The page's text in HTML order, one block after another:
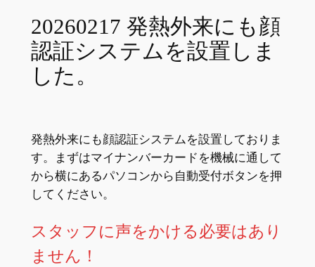
20260217 発熱外来にも顔
認証システムを設置しま
した。
発熱外来にも顔認証システムを設置しておりま
す。まずはマイナンバーカードを機械に通して
から横にあるパソコンから自動受付ボタンを押
してください。
スタッフに声をかける必要はあり
ません！